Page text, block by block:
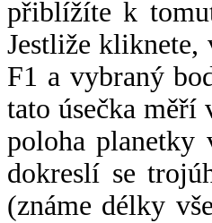
přiblížíte k
Jestliže kliknete,
F1 a vybraný
tato úsečka měří
poloha planetky
dokreslí se
(známe délky